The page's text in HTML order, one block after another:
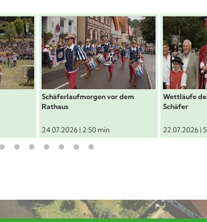
Nachmittag
Schäferlauf 2026: Schäferlaufmorgen
Schäferlaufmorgen vor dem
Rathaus
24.07.2026 | 2:50 min
Wettläufe
Schäfer
22.07.2026 |